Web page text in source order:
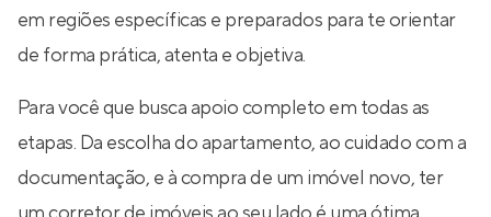
em regiões específicas e preparados para te orientar
de forma prática, atenta e objetiva.
Para você que busca apoio completo em todas as
etapas. Da escolha do apartamento, ao cuidado com a
documentação, e à compra de um imóvel novo, ter